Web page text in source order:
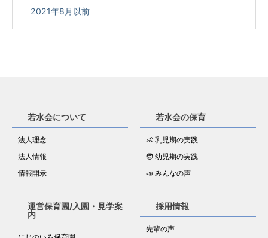
2021年8月以前
若水会について
法人理念
法人情報
情報開示
若水会の保育
👶 乳児期の実践
🧒 幼児期の実践
📣 みんなの声
運営保育園/入園・見学案
内
採用情報
先輩の声